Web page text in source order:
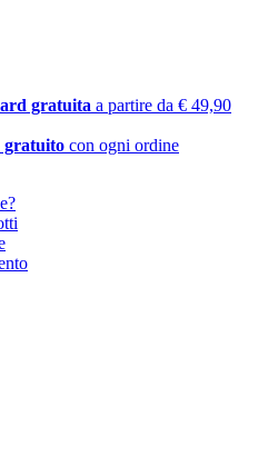
gratuita a partire da € 49,90
gratuito con ogni ordine